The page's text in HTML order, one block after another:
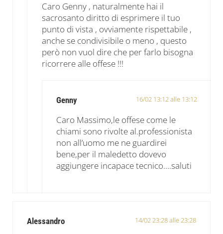
Caro Genny , naturalmente hai il
sacrosanto diritto di esprimere il tuo
punto di vista , ovviamente rispettabile ,
anche se condivisibile o meno , questo
però non vuol dire che per farlo bisogna
ricorrere alle offese !!!
Genny 16/02 13:12 alle 13:12
Caro Massimo,le offese come le
chiami sono rivolte al.professionista
non all’uomo me ne guardirei
bene,per il maledetto dovevo
aggiungere incapace tecnico….saluti
Alessandro 14/02 23:28 alle 23:28